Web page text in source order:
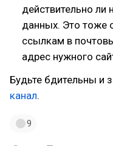
действительно ли
данных. Это тоже
ссылкам в
адрес нужного
Будьте бдительны и
канал.
9